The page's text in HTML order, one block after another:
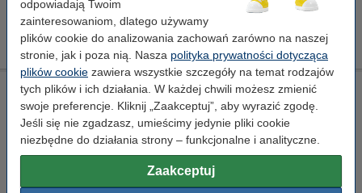
odpowiadają Twoim
zainteresowaniom, dlatego używamy
plików cookie do analizowania zachowań zarówno na naszej
stronie, jak i poza nią. Nasza polityka prywatności dotycząca
plików cookie zawiera wszystkie szczegóły na temat rodzajów
tych plików i ich działania. W każdej chwili możesz zmienić
swoje preferencje. Kliknij „Zaakceptuj”, aby wyrazić zgodę.
Jeśli się nie zgadzasz, umieścimy jedynie pliki cookie
niezbędne do działania strony – funkcjonalne i analityczne.
Zaakceptuj
1 299,00 zł Zamawiam
Xerox 16189100 pojemnik na zużyty toner / waste toner
collector, oryginalny
- pojemnik na zużyty toner Standard ± 6.000 stron
Kliknij i sprawdź całą specyfikacje